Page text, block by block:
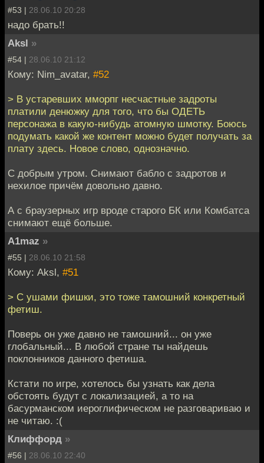
#53 | 28.06.10 20:28
надо брать!!
Aksl »
#54 | 28.06.10 21:12
Кому: Nim_avatar, #52
> В устаревших мморпг несчастные задроты
платили денюжку для того, что бы ОДЕТЬ
персонажа в какую-нибудь атомную шмотку. Боюсь
подумать какой же контент можно будет получать за
плату здесь. Новое слово, однозначно.
С добрым утром. Снимают бабло с задротов и
нехилое причём довольно давно.
А с браузерных игр вроде старого БК или Комбатса
снимают ещё больше.
A1maz »
#55 | 28.06.10 21:58
Кому: Aksl, #51
> С ушами фишки, это тоже тамошний конкретный
фетиш.
Поверь он уже давно не тамошний... он уже
глобальный... В любой стране ты найдешь
поклонников данного фетиша.
Кстати по игре, хотелось бы узнать как дела
обстоять будут с локализацией, а то на
басурманском иероглифическом не разговариваю и
не читаю. :(
Клиффорд »
#56 | 28.06.10 22:40